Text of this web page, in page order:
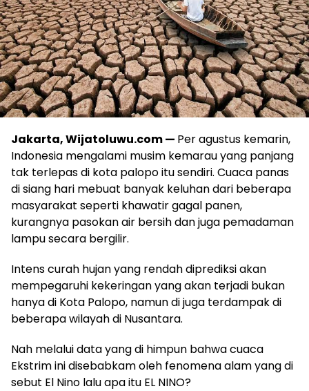
Jakarta, Wijatoluwu.com — Per agustus kemarin,
Indonesia mengalami musim kemarau yang panjang
tak terlepas di kota palopo itu sendiri. Cuaca panas
di siang hari mebuat banyak keluhan dari beberapa
masyarakat seperti khawatir gagal panen,
kurangnya pasokan air bersih dan juga pemadaman
lampu secara bergilir.
Intens curah hujan yang rendah diprediksi akan
mempegaruhi kekeringan yang akan terjadi bukan
hanya di Kota Palopo, namun di juga terdampak di
beberapa wilayah di Nusantara.
Nah melalui data yang di himpun bahwa cuaca
Ekstrim ini disebabkam oleh fenomena alam yang di
sebut El Nino lalu apa itu EL NINO?